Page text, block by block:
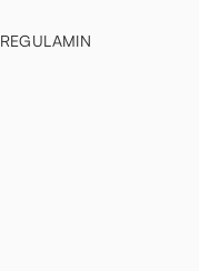
REGULAMIN